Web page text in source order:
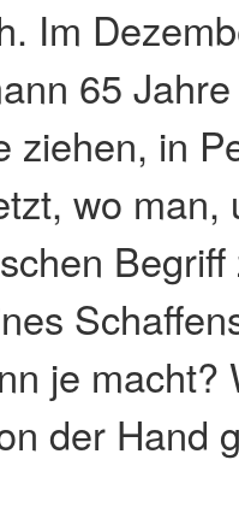
Im
65
ziehen, in
wo man,
je macht?
der Hand